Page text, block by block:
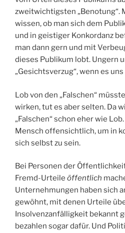
zweitwichtigsten „Benotung“.
wissen, ob man sich dem
und in geistiger Konkordanz
man dann gern und mit
dieses Publikum lobt. Ungern
„Gesichtsverzug“, wenn es
Lob von den „Falschen“
wirken, tut es aber selten. Da
„Falschen“ schon eher wie
Mensch offensichtlich, um in
sich selbst zu sein.
Bei Personen der
Fremd-Urteile öffentlich
Unternehmungen haben sich
gewöhnt, mit denen Urteile
Insolvenzanfälligkeit bekannt
bezahlen sogar dafür. Und